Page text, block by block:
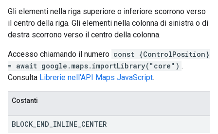
Gli elementi nella riga superiore o inferiore scorrono verso
il centro della riga. Gli elementi nella colonna di sinistra o di
destra scorrono verso il centro della colonna.
Accesso chiamando il numero const {ControlPosition}
= await google.maps.importLibrary("core") .
Consulta Librerie nell'API Maps JavaScript.
Costanti
BLOCK END INLINE CENTER